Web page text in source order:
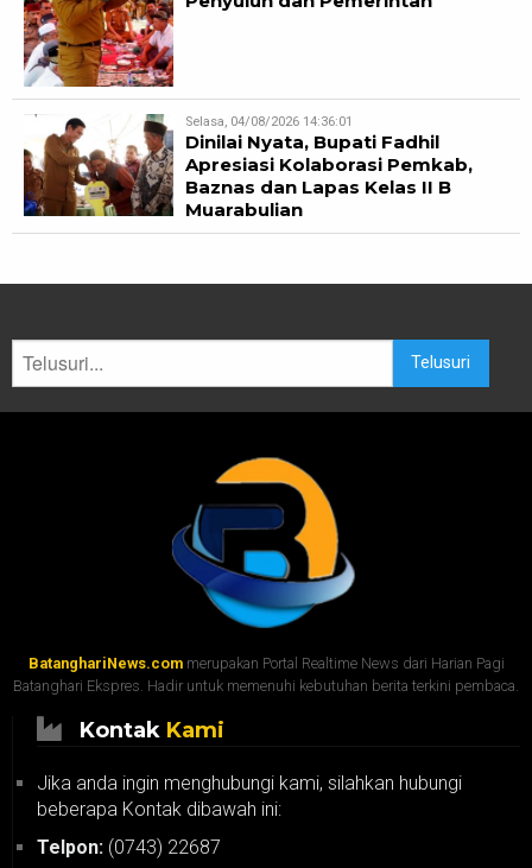
Selasa, 04/08/2026 14:36:01
Dinilai Nyata, Bupati Fadhil
Apresiasi Kolaborasi Pemkab,
Baznas dan Lapas Kelas II B
Muarabulian
Telusuri
BatanghariNews.commerupakan Portal Realtime News dari Harian Pagi
Batanghari Ekspres. Hadir untuk memenuhi kebutuhan berita terkini pembaca.
Kontak Kami
Jika anda ingin menghubungi kami, silahkan hubungi
beberapa Kontak dibawah ini:
Telpon: (0743) 22687